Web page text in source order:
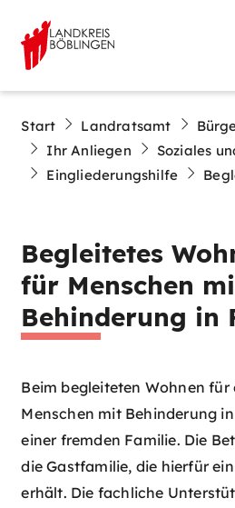
Start Landratsamt
Ihr Anliegen
Soziales
Eingliederungshilfe
Begleitetes
für Menschen
Behinderung in
Beim begleiteten Wohnen für
Menschen mit Behinderung
einer fremden Familie. Die
die Gastfamilie, die hierfür
erhält. Die fachliche